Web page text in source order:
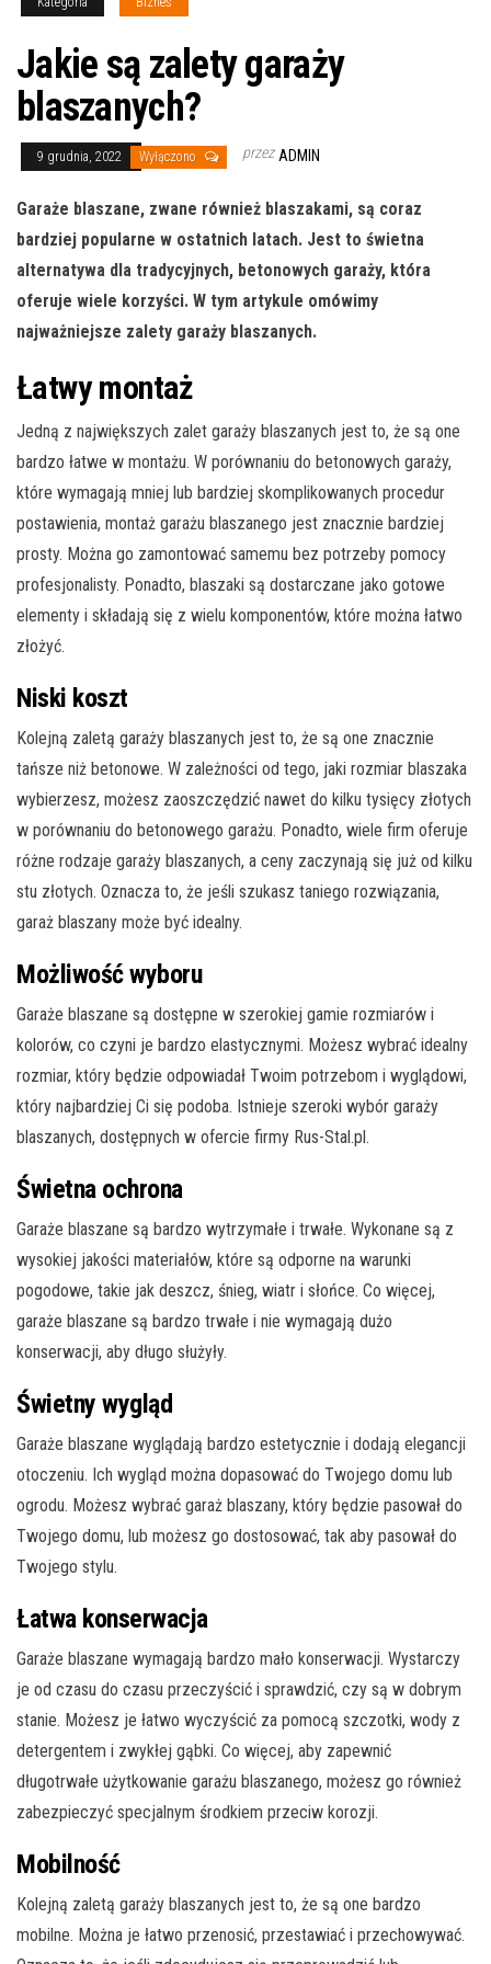
Jakie są zalety garaży
blaszanych?
9 grudnia, 2022 Wyłączono przez ADMIN
Garaże blaszane, zwane również blaszakami, są coraz
bardziej popularne w ostatnich latach. Jest to świetna
alternatywa dla tradycyjnych, betonowych garaży, która
oferuje wiele korzyści. W tym artykule omówimy
najważniejsze zalety garaży blaszanych.
Łatwy montaż
Jedną z największych zalet garaży blaszanych jest to, że są one
bardzo łatwe w montażu. W porównaniu do betonowych garaży,
które wymagają mniej lub bardziej skomplikowanych procedur
postawienia, montaż garażu blaszanego jest znacznie bardziej
prosty. Można go zamontować samemu bez potrzeby pomocy
profesjonalisty. Ponadto, blaszaki są dostarczane jako gotowe
elementy i składają się z wielu komponentów, które można łatwo
złożyć.
Niski koszt
Kolejną zaletą garaży blaszanych jest to, że są one znacznie
tańsze niż betonowe. W zależności od tego, jaki rozmiar blaszaka
wybierzesz, możesz zaoszczędzić nawet do kilku tysięcy złotych
w porównaniu do betonowego garażu. Ponadto, wiele firm oferuje
różne rodzaje garaży blaszanych, a ceny zaczynają się już od kilku
stu złotych. Oznacza to, że jeśli szukasz taniego rozwiązania,
garaż blaszany może być idealny.
Możliwość wyboru
Garaże blaszane są dostępne w szerokiej gamie rozmiarów i
kolorów, co czyni je bardzo elastycznymi. Możesz wybrać idealny
rozmiar, który będzie odpowiadał Twoim potrzebom i wyglądowi,
który najbardziej Ci się podoba. Istnieje szeroki wybór garaży
blaszanych, dostępnych w ofercie firmy Rus-Stal.pl.
Świetna ochrona
Garaże blaszane są bardzo wytrzymałe i trwałe. Wykonane są z
wysokiej jakości materiałów, które są odporne na warunki
pogodowe, takie jak deszcz, śnieg, wiatr i słońce. Co więcej,
garaże blaszane są bardzo trwałe i nie wymagają dużo
konserwacji, aby długo służyły.
Świetny wygląd
Garaże blaszane wyglądają bardzo estetycznie i dodają elegancji
otoczeniu. Ich wygląd można dopasować do Twojego domu lub
ogrodu. Możesz wybrać garaż blaszany, który będzie pasował do
Twojego domu, lub możesz go dostosować, tak aby pasował do
Twojego stylu.
Łatwa konserwacja
Garaże blaszane wymagają bardzo mało konserwacji. Wystarczy
je od czasu do czasu przeczyścić i sprawdzić, czy są w dobrym
stanie. Możesz je łatwo wyczyścić za pomocą szczotki, wody z
detergentem i zwykłej gąbki. Co więcej, aby zapewnić
długotrwałe użytkowanie garażu blaszanego, możesz go również
zabezpieczyć specjalnym środkiem przeciw korozji.
Mobilność
Kolejną zaletą garaży blaszanych jest to, że są one bardzo
mobilne. Można je łatwo przenosić, przestawiać i przechowywać.